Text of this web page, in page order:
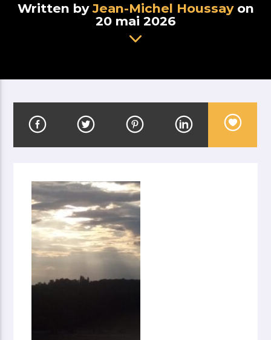
Written byJean-Michel Houssayon
20 mai 2026